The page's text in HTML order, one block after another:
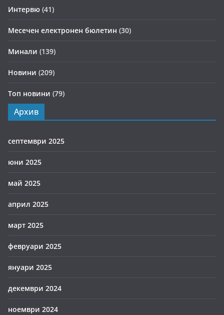
Интервю (41)
Месечен електронен бюлетин (30)
Минали (139)
Новини (209)
Топ новини (79)
Архив
септември 2025
юни 2025
май 2025
април 2025
март 2025
февруари 2025
януари 2025
декември 2024
ноември 2024